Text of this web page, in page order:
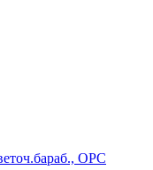
OPC